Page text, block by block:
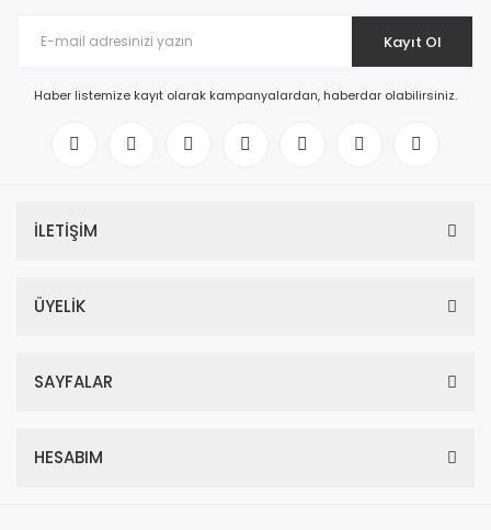
Kayıt Ol
Haber listemize kayıt olarak kampanyalardan, haberdar olabilirsiniz.
İLETİŞİM
ÜYELİK
SAYFALAR
HESABIM